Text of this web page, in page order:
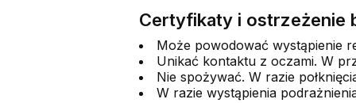
Certyfikaty i ostrzeżenie
Może powodować wystąpienie
Unikać kontaktu z oczami. W
Nie spożywać. W razie
W razie wystąpienia